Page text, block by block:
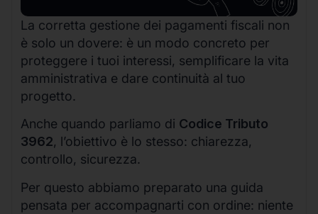
La corretta gestione dei pagamenti fiscali non
è solo un dovere: è un modo concreto per
proteggere i tuoi interessi, semplificare la vita
amministrativa e dare continuità al tuo
progetto.
Anche quando parliamo di Codice Tributo
3962, l’obiettivo è lo stesso: chiarezza,
controllo, sicurezza.
Per questo abbiamo preparato una guida
pensata per accompagnarti con ordine: niente